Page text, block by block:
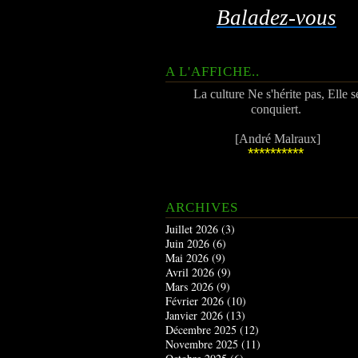
Baladez-vous
A L'AFFICHE..
La culture Ne s'hérite pas, Elle
conquiert.
[André Malraux]
**********
ARCHIVES
Juillet 2026 (3)
Juin 2026 (6)
Mai 2026 (9)
Avril 2026 (9)
Mars 2026 (9)
Février 2026 (10)
Janvier 2026 (13)
Décembre 2025 (12)
Novembre 2025 (11)